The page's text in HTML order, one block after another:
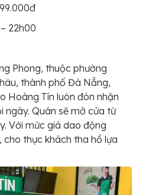
22h00
Phong, thuộc phường
thành phố Đà Nẵng,
Hoàng Tín luôn đón nhận
ngày. Quán sẽ mở cửa từ
Với mức giá dao động
thực khách tha hồ lựa